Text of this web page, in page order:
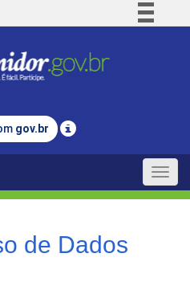
Comunica BR
Legislação
gov.br
Toggle
de Dados